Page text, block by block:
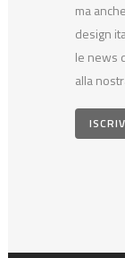
ma
design
le news
alla